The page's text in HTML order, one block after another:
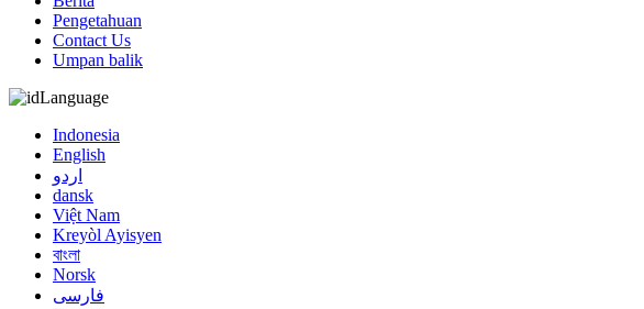
Pengetahuan
Contact Us
Umpan balik
Language
Indonesia
English
اردو
dansk
Việt Nam
Kreyòl Ayisyen
বাংলা
Norsk
فارسی